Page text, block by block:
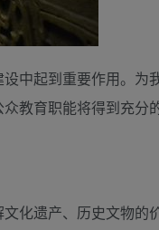
中起到重要作用。为
教育职能将得到充分
化遗产、历史文物的